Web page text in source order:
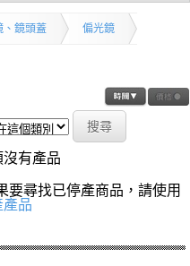
、鏡頭蓋 偏光鏡
沒有產品
要尋找已停產商品，請使用
產品